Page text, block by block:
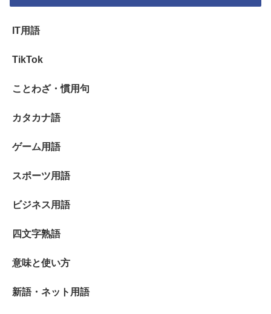
IT用語
TikTok
ことわざ・慣用句
カタカナ語
ゲーム用語
スポーツ用語
ビジネス用語
四文字熟語
意味と使い方
新語・ネット用語